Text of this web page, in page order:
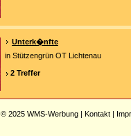
Unterk�nfte
in Stützengrün OT Lichtenau
2 Treffer
© 2025 WMS-Werbung | Kontakt |